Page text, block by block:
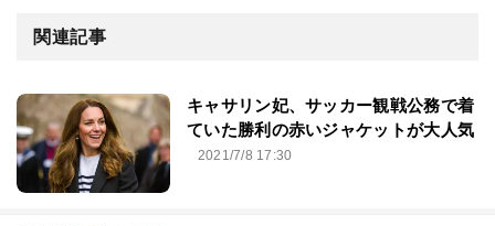
関連記事
キャサリン妃、サッカー観戦公務で着
ていた勝利の赤いジャケットが大人気
2021/7/8 17:30